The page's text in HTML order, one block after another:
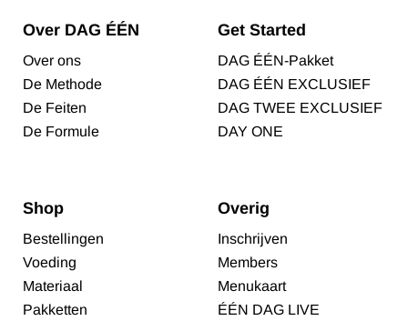
Over DAG ÉÉN
Over ons
De Methode
De Feiten
De Formule
Get Started
DAG ÉÉN-Pakket
DAG ÉÉN EXCLUSIEF
DAG TWEE EXCLUSIEF
DAY ONE
Shop
Bestellingen
Voeding
Materiaal
Pakketten
Overig
Inschrijven
Members
Menukaart
ÉÉN DAG LIVE